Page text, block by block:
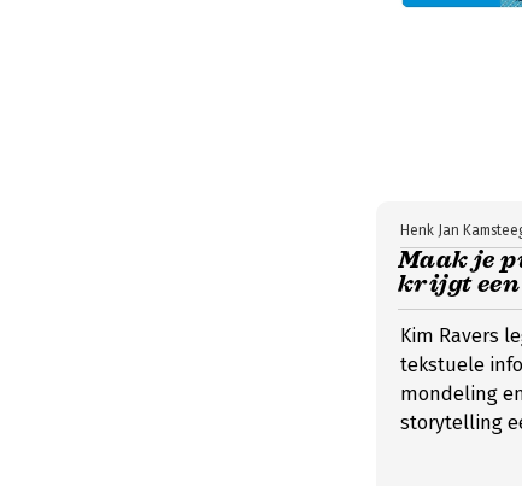
Maak je
krijgt een
Henk Jan
Kim Ravers
tekstuele
mondeling
storytelling